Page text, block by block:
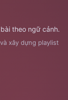
theo ngữ cảnh.
xây dựng playlist